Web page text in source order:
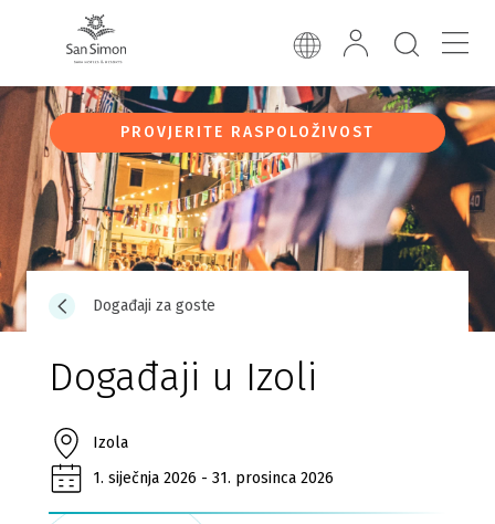
PROVJERITE RASPOLOŽIVOST
Događaji za goste
Događaji u Izoli
Izola
1. siječnja 2026 - 31. prosinca 2026